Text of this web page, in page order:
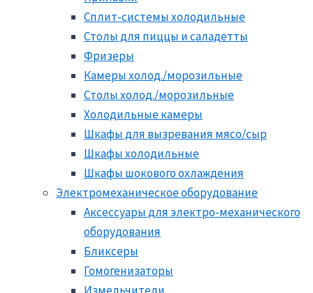
Сплит-системы холодильные
Столы для пиццы и саладетты
Фризеры
Камеры холод./морозильные
Столы холод./морозильные
Холодильные камеры
Шкафы для вызревания мясо/сыр
Шкафы холодильные
Шкафы шокового охлаждения
Электромеханическое оборудование
Аксессуары для электро-механического
оборудования
Бликсеры
Гомогенизаторы